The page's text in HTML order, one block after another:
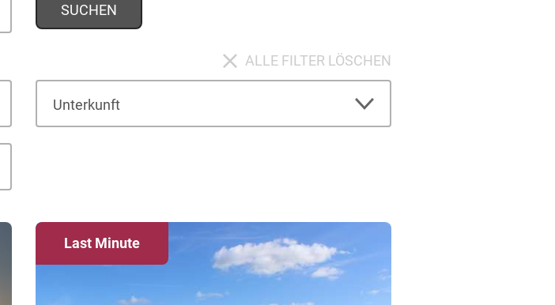
SUCHEN
ALLE FILTER LÖSCHEN
Unterkunft
Last Minute